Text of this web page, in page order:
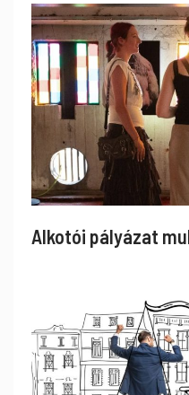
Alkotói pályázat